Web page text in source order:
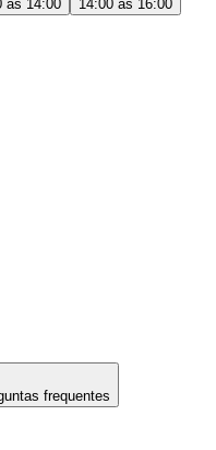
às 14:00
14:00 às 16:00
frequentes